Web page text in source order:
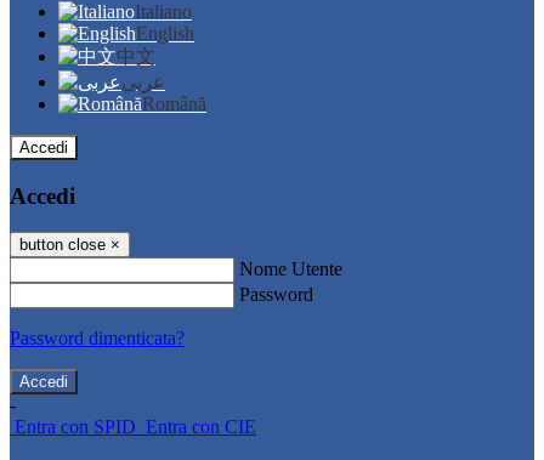
Italiano
English
中文
عربى
Română
Accedi
Accedi
button close ×
Nome Utente
Password
Password dimenticata?
-
Entra con SPID Entra con CIE